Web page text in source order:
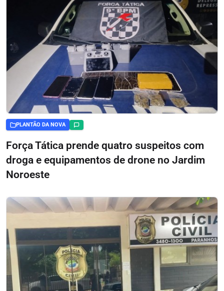
PLANTÃO DA NOVA
Força Tática prende quatro suspeitos com
droga e equipamentos de drone no Jardim
Noroeste